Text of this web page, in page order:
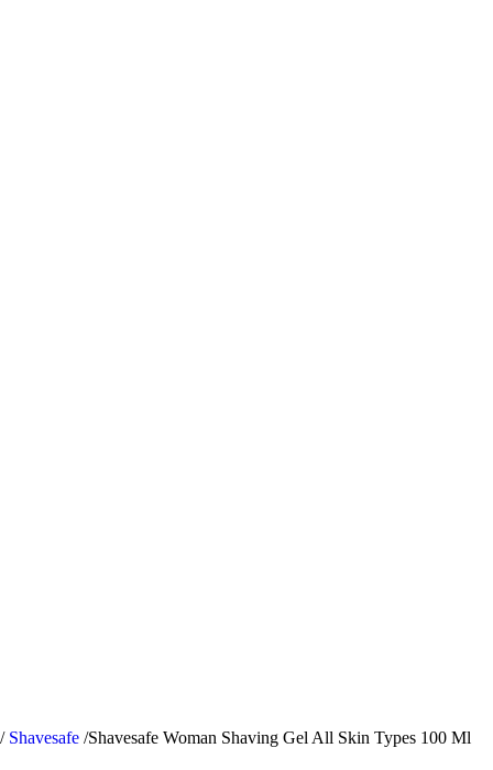
/ Shavesafe /Shavesafe Woman Shaving Gel All Skin Types 100 Ml